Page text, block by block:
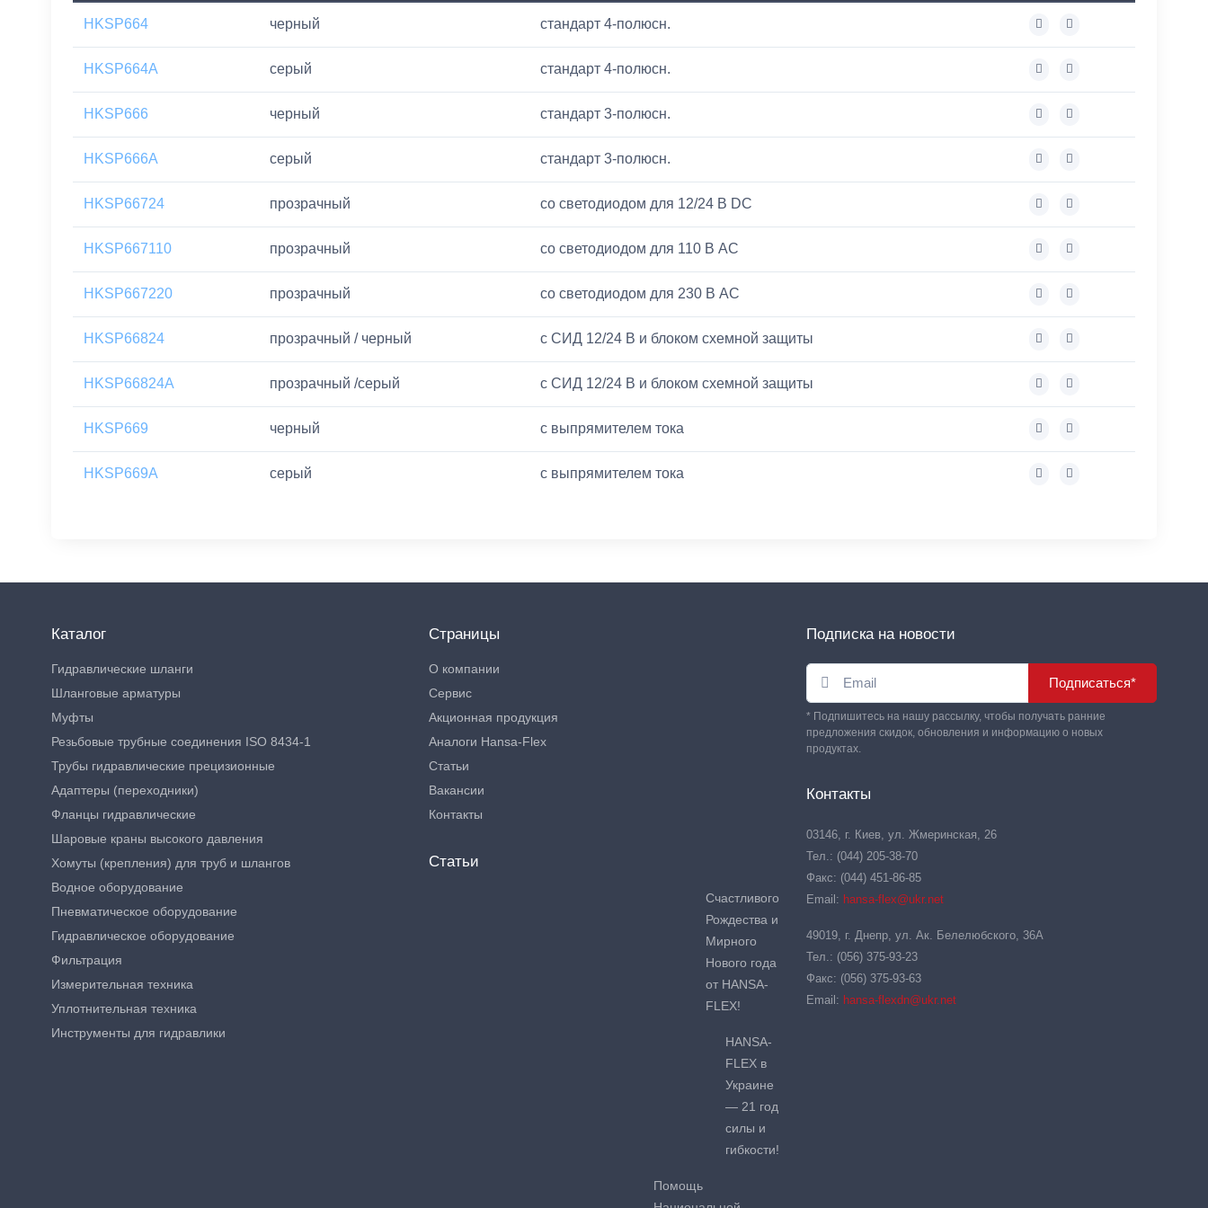
HKSP664 черный стандарт 4-полюсн.
HKSP664A серый стандарт 4-полюсн.
HKSP666 черный стандарт 3-полюсн.
HKSP666A серый стандарт 3-полюсн.
HKSP66724 прозрачный со светодиодом для 12/24 В DC
HKSP667110 прозрачный со светодиодом для 110 В AC
HKSP667220 прозрачный со светодиодом для 230 В AC
HKSP66824 прозрачный / черный с СИД 12/24 В и блоком схемной защиты
HKSP66824A прозрачный /серый с СИД 12/24 В и блоком схемной защиты
HKSP669 черный с выпрямителем тока
HKSP669A серый с выпрямителем тока
Каталог
Гидравлические шланги
Шланговые арматуры
Муфты
Резьбовые трубные соединения ISO 8434-1
Трубы гидравлические прецизионные
Адаптеры (переходники)
Фланцы гидравлические
Шаровые краны высокого давления
Хомуты (крепления) для труб и шлангов
Водное оборудование
Пневматическое оборудование
Гидравлическое оборудование
Фильтрация
Измерительная техника
Уплотнительная техника
Инструменты для гидравлики
Страницы
О компании
Сервис
Акционная продукция
Аналоги Hansa-Flex
Статьи
Вакансии
Контакты
Статьи
Счастливого
Рождества и
Мирного
Нового года
от HANSA-
FLEX!
HANSA-
FLEX в
Украине
— 21 год
силы и
гибкости!
Помощь
Подписка на новости
Подписаться*
* Подпишитесь на нашу рассылку, чтобы получать ранние
предложения скидок, обновления и информацию о новых
продуктах.
Контакты
03146, г. Киев, ул. Жмеринская, 26
Тел.: (044) 205-38-70
Факс: (044) 451-86-85
Email: hansa-flex@ukr.net
49019, г. Днепр, ул. Ак. Белелюбского, 36А
Тел.: (056) 375-93-23
Факс: (056) 375-93-63
Email: hansa-flexdn@ukr.net